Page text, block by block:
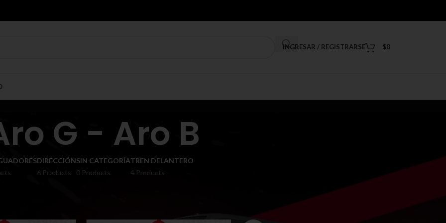
INGRESAR / REGISTRARSE $0
G - Aro B
DIRECCIÓN
6 Products
SIN CATEGORÍA
0 Products
TREN DELANTERO
4 Products